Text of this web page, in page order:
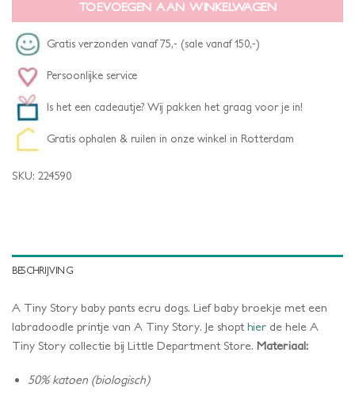
TOEVOEGEN AAN WINKELWAGEN
Gratis verzonden vanaf 75,- (sale vanaf 150,-)
Persoonlijke service
Is het een cadeautje? Wij pakken het graag voor je in!
Gratis ophalen & ruilen in onze winkel in Rotterdam
SKU: 224590
BESCHRIJVING
A Tiny Story baby pants ecru dogs. Lief baby broekje met een
labradoodle printje van A Tiny Story. Je shopt hier de hele A
Tiny Story collectie bij Little Department Store. Materiaal:
50% katoen (biologisch)